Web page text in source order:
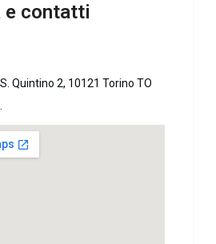
e contatti
Quintino 2, 10121 Torino TO